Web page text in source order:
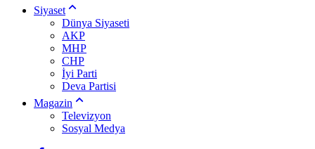
Siyaset
Dünya Siyaseti
AKP
MHP
CHP
İyi Parti
Deva Partisi
Magazin
Televizyon
Sosyal Medya